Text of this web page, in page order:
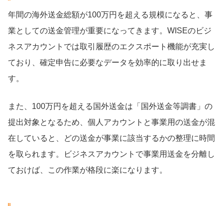
年間の海外送金総額が100万円を超える規模になると、事
業としての送金管理が重要になってきます。WISEのビジ
ネスアカウントでは取引履歴のエクスポート機能が充実し
ており、確定申告に必要なデータを効率的に取り出せま
す。
また、100万円を超える国外送金は「国外送金等調書」の
提出対象となるため、個人アカウントと事業用の送金が混
在していると、どの送金が事業に該当するかの整理に時間
を取られます。ビジネスアカウントで事業用送金を分離し
ておけば、この作業が格段に楽になります。